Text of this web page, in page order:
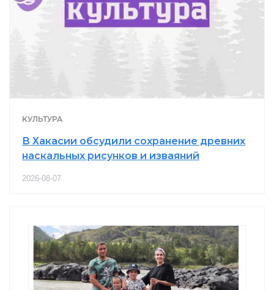
КУЛЬТУРА
В Хакасии обсудили сохранение древних
наскальных рисунков и изваяний
2026-08-07